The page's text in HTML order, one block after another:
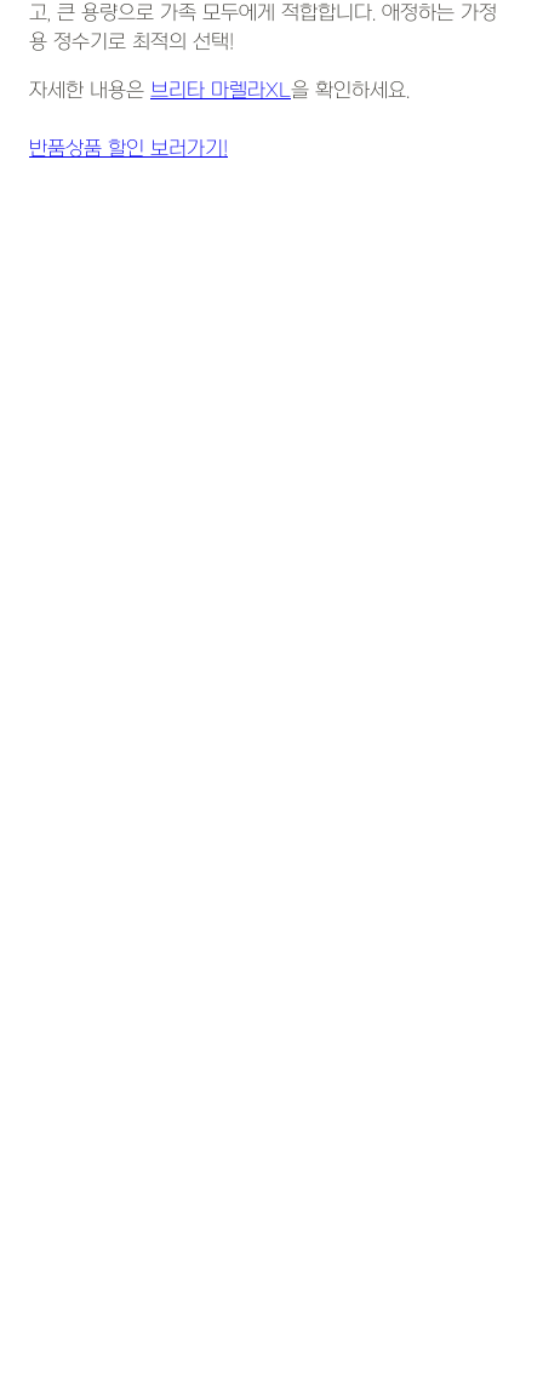
고, 큰 용량으로 가족 모두에게 적합합니다. 애정하는 가정
용 정수기로 최적의 선택!
자세한 내용은 브리타 마렐라XL을 확인하세요.
반품상품 할인 보러가기!